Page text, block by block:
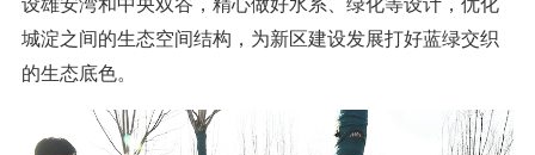
城淀之间的生态空间结构，为新区建设发展打好蓝绿交织
的生态底色。